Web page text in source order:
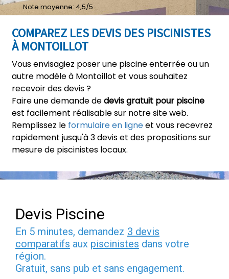
COMPAREZ LES DEVIS DES PISCINISTES
À MONTOILLOT
Vous envisagiez poser une piscine enterrée ou un
autre modèle à Montoillot et vous souhaitez
recevoir des devis ?
Faire une demande dedevis gratuit pour piscine
est facilement réalisable sur notre site web.
Remplissez le formulaire en ligneet vous recevrez
rapidement jusqu'à 3 devis et des propositions sur
mesure de piscinistes locaux.
Note moyenne: 4,5/5
Devis Piscine
En 5 minutes, demandez 3 devis
comparatifs aux piscinistes dans votre
région.
Gratuit, sans pub et sans engagement.